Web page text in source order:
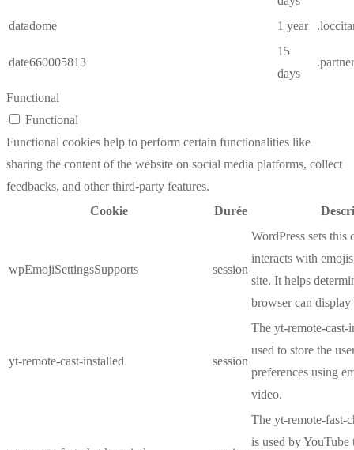
datadome
1 year
date660005813
15
days
Functional
Functional
Functional cookies help to perform certain functionalities like
sharing the content of the website on social media platforms, collect
feedbacks, and other third-party features.
Cookie
Durée
wpEmojiSettingsSupports session
WordPress sets this
interacts with
site. It helps
browser can
yt-remote-cast-installed session
The yt-remote-cast-
used to store the
preferences using
video.
The yt-remote-fast-
is used by YouTube